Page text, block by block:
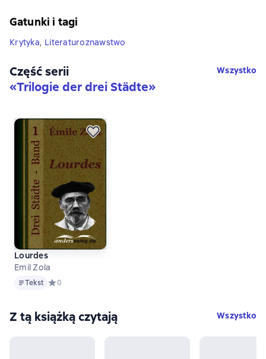
Gatunki i tagi
Krytyka, Literaturoznawstwo
Część serii
«Trilogie der drei Städte»
Wszystko
Lourdes
Emil Zola
TekstTekst Средний рейтинг 0 на основе 0 оценок
0
Z tą książką czytają Wszystko